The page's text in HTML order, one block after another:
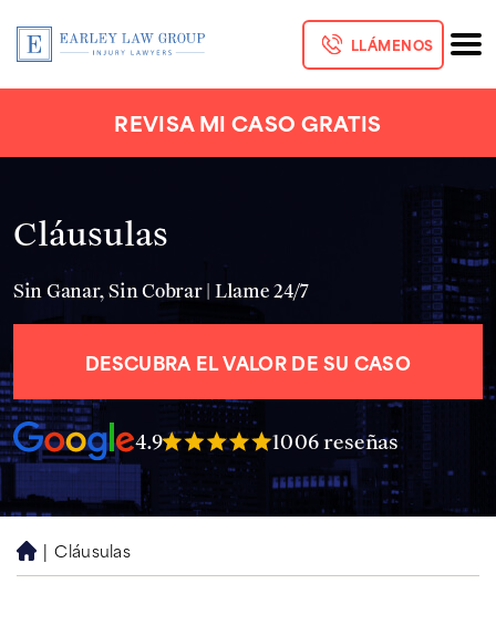
LLÁMENOS
REVISA MI CASO GRATIS
Cláusulas
Sin Ganar, Sin Cobrar | Llame 24/7
DESCUBRA EL VALOR DE SU CASO
4.9 1006 reseñas
H
o
| Cláusulas